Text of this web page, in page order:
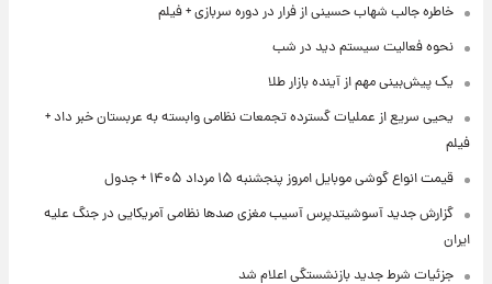
خاطره جالب شهاب حسینی از فرار در دوره سربازی + فیلم
نحوه فعالیت سیستم دید در شب
یک پیش‌بینی مهم از آینده بازار طلا
یحیی سریع از عملیات گسترده تجمعات نظامی وابسته به عربستان خبر داد +
فیلم
قیمت انواع گوشی موبایل امروز پنجشنبه ۱۵ مرداد ۱۴۰۵ + جدول
گزارش جدید آسوشیتدپرس آسیب مغزی صدها نظامی آمریکایی در جنگ علیه
ایران
جزئیات شرط جدید بازنشستگی اعلام شد